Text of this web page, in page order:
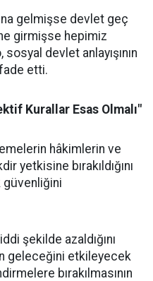
gelmişse devlet geç
girmişse hepimiz
devlet anlayışının
etti.
Kurallar Esas Olmalı"
hâkimlerin ve
yetkisine bırakıldığını
güvenliğini
şekilde azaldığını
geleceğini etkileyecek
bırakılmasının